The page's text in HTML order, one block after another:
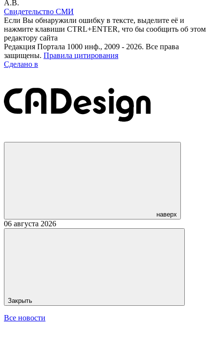
А.В.
Свидетельство СМИ
Если Вы обнаружили ошибку в тексте, выделите её и
нажмите клавиши CTRL+ENTER, что бы сообщить об этом
редактору сайта
Редакция Портала 1000 инф., 2009 - 2026. Все права
защищены. Правила цитирования
Сделано в
наверх
06 августа 2026
Закрыть
Все новости